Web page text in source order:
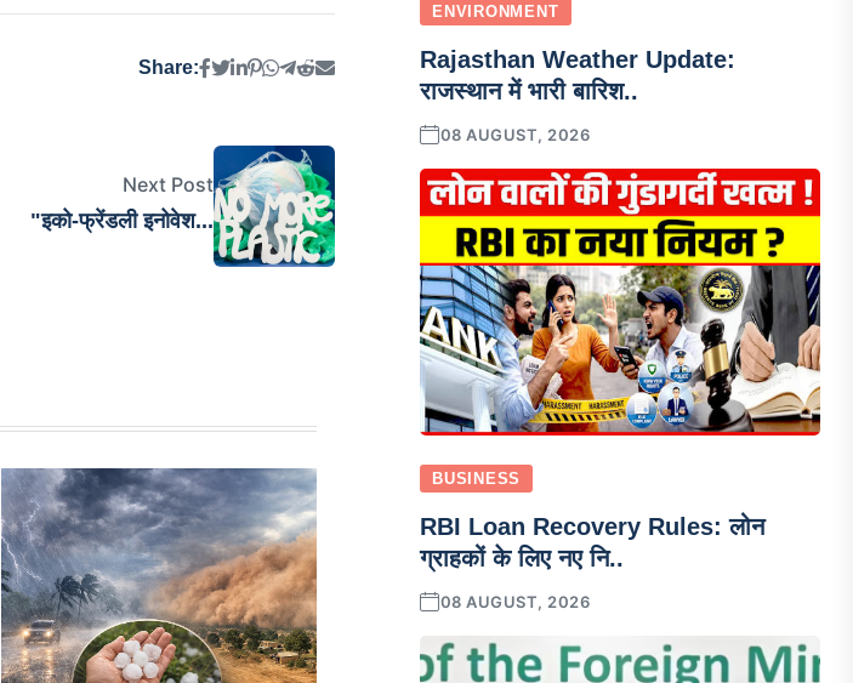
Share:
Next Post
"इको-फ्रेंडली इनोवेश...
ENVIRONMENT
Rajasthan Weather Update:
राजस्थान में भारी बारिश..
08 AUGUST, 2026
BUSINESS
RBI Loan Recovery Rules: लोन
ग्राहकों के लिए नए नि..
08 AUGUST, 2026